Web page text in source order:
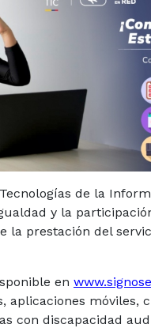
de la
y la
la prestación del
en
móviles,
con discapacidad